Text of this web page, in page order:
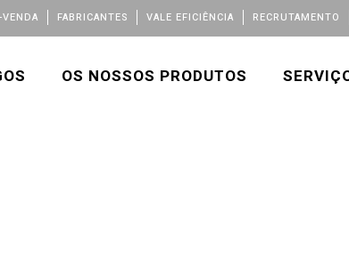
FABRICANTES VALE EFICIÊNCIA RECRUTAMENTO
OS NOSSOS PRODUTOS